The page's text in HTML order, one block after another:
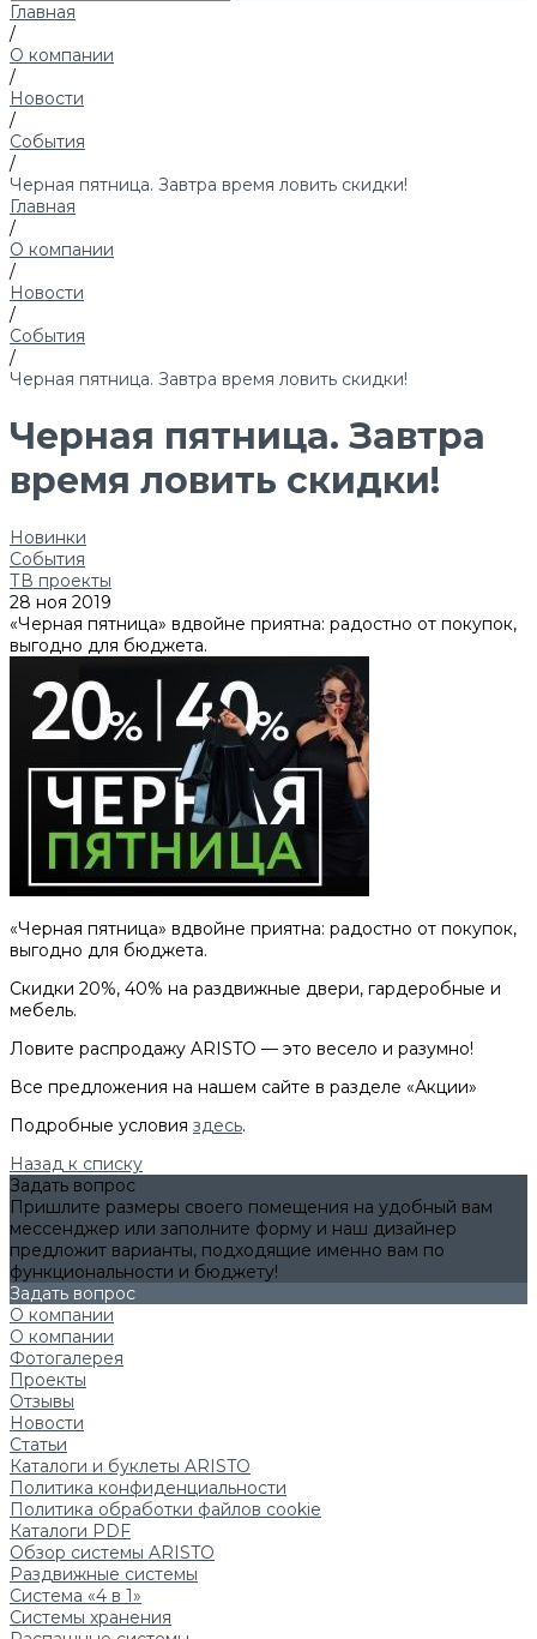
Главная
/
О компании
/
Новости
/
События
/
Черная пятница. Завтра время ловить скидки!
Главная
/
О компании
/
Новости
/
События
/
Черная пятница. Завтра время ловить скидки!
Черная пятница. Завтра
время ловить скидки!
Новинки
События
ТВ проекты
28 ноя 2019
«Черная пятница» вдвойне приятна: радостно от покупок,
выгодно для бюджета.
«Черная пятница» вдвойне приятна: радостно от покупок,
выгодно для бюджета.
Скидки 20%, 40% на раздвижные двери, гардеробные и
мебель.
Ловите распродажу ARISTO — это весело и разумно!
Все предложения на нашем сайте в разделе «Акции»
Подробные условия здесь.
Назад к списку
Задать вопрос
Пришлите размеры своего помещения на удобный вам
мессенджер или заполните форму и наш дизайнер
предложит варианты, подходящие именно вам по
функциональности и бюджету!
Задать вопрос
О компании
О компании
Фотогалерея
Проекты
Отзывы
Новости
Статьи
Каталоги и буклеты ARISTO
Политика конфиденциальности
Политика обработки файлов cookie
Каталоги PDF
Обзор системы ARISTO
Раздвижные системы
Система «4 в 1»
Системы хранения